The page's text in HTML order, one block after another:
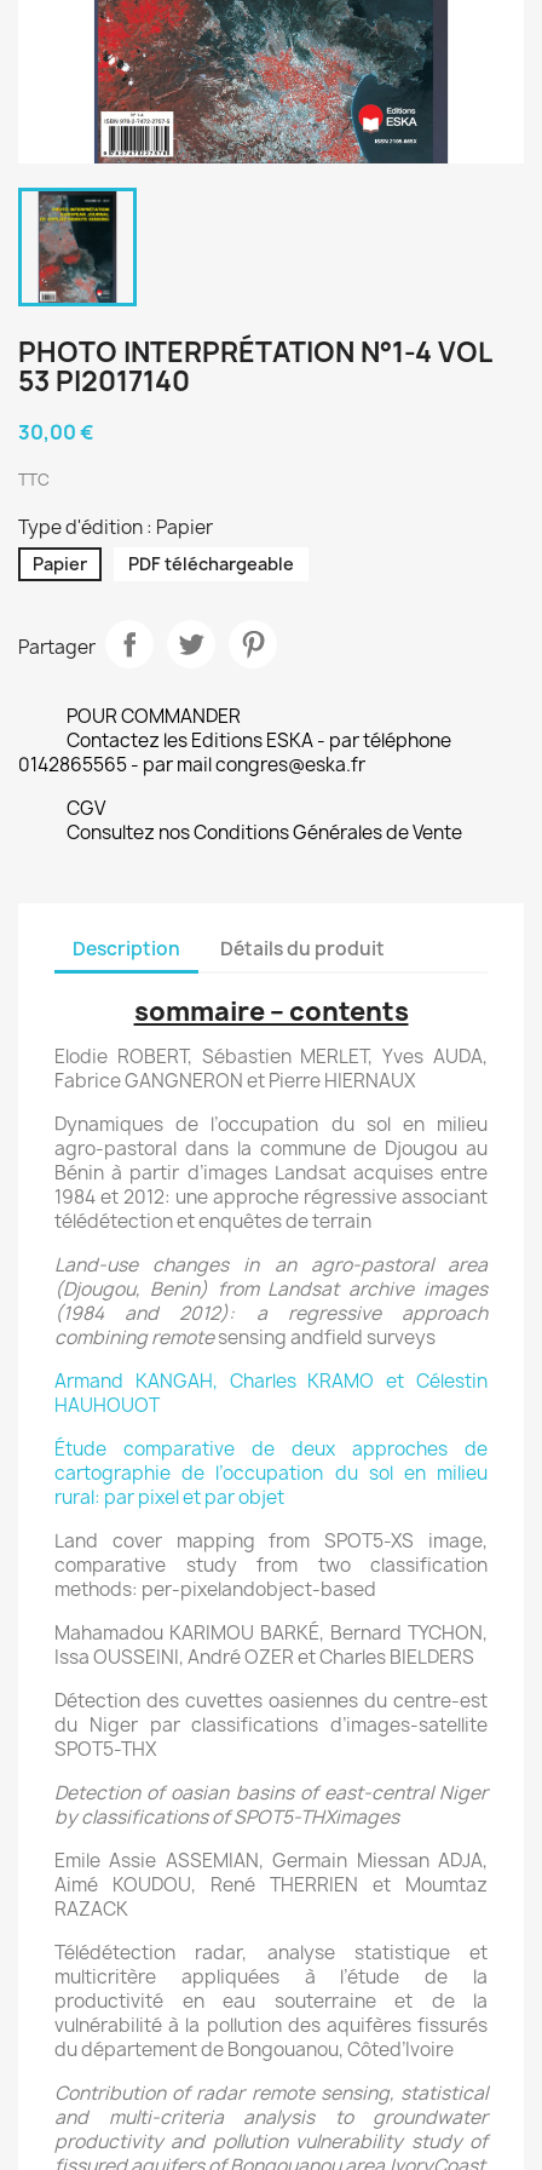
PHOTO INTERPRÉTATION N°1-4 VOL
53 PI2017140
30,00 €
TTC
Type d'édition : Papier
Papier PDF téléchargeable
Partager
POUR COMMANDER
Contactez les Editions ESKA - par téléphone
0142865565 - par mail congres@eska.fr
CGV
Consultez nos Conditions Générales de Vente
Description Détails du produit
sommaire – contents
Elodie ROBERT, Sébastien MERLET, Yves AUDA,
Fabrice GANGNERON et Pierre HIERNAUX
Dynamiques de l’occupation du sol en milieu
agro-pastoral dans la commune de Djougou au
Bénin à partir d’images Landsat acquises entre
1984 et 2012: une approche régressive associant
télédétection et enquêtes de terrain
Land-use changes in an agro-pastoral area
(Djougou, Benin) from Landsat archive images
(1984 and 2012): a regressive approach
combining remotesensing andfield surveys
Armand KANGAH, Charles KRAMO et Célestin
HAUHOUOT
Étude comparative de deux approches de
cartographie de l’occupation du sol en milieu
rural: par pixel et par objet
Land cover mapping from SPOT5-XS image,
comparative study from two classification
methods: per-pixelandobject-based
Mahamadou KARIMOU BARKÉ, Bernard TYCHON,
Issa OUSSEINI, André OZER et Charles BIELDERS
Détection des cuvettes oasiennes du centre-est
du Niger par classifications d’images-satellite
SPOT5-THX
Detection of oasian basins of east-central Niger
by classificationsofSPOT5-THXimages
Emile Assie ASSEMIAN, Germain Miessan ADJA,
Aimé KOUDOU, René THERRIEN et Moumtaz
RAZACK
Télédétection radar, analyse statistique et
multicritère appliquées à l’étude de la
productivité en eau souterraine et de la
vulnérabilité à la pollution des aquifères fissurés
du département de Bongouanou, Côted’Ivoire
Contribution ofradar remote sensing, statistical
and multi-criteria analysis to groundwater
productivity and pollution vulnerability study of